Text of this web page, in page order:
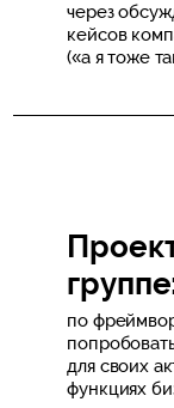
через
кейсов
(«а я тоже
по
для своих
функциях